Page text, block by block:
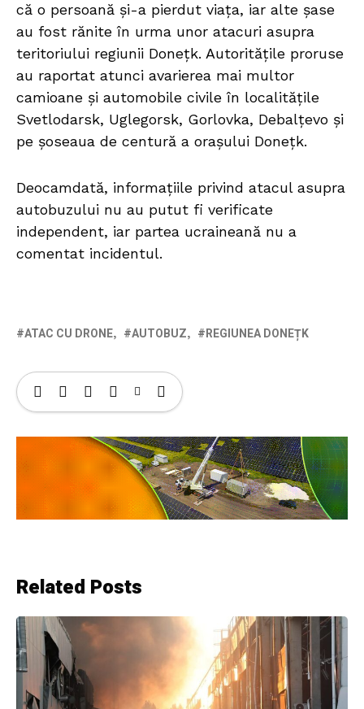
că o persoană și-a pierdut viața, iar alte șase
au fost rănite în urma unor atacuri asupra
teritoriului regiunii Donețk. Autoritățile proruse
au raportat atunci avarierea mai multor
camioane și automobile civile în localitățile
Svetlodarsk, Uglegorsk, Gorlovka, Debalțevo și
pe șoseaua de centură a orașului Donețk.
Deocamdată, informațiile privind atacul asupra
autobuzului nu au putut fi verificate
independent, iar partea ucraineană nu a
comentat incidentul.
ATAC CU DRONE AUTOBUZ REGIUNEA DONEȚK
Related Posts